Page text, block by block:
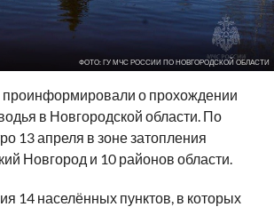
ФОТО: ГУ МЧС РОССИИ ПО НОВГОРОДСКОЙ ОБЛАСТИ
о прохождении
в Новгородской области. По
13 апреля в зоне затопления
Новгород и 10 районов области.
14 населённых пунктов, в которых